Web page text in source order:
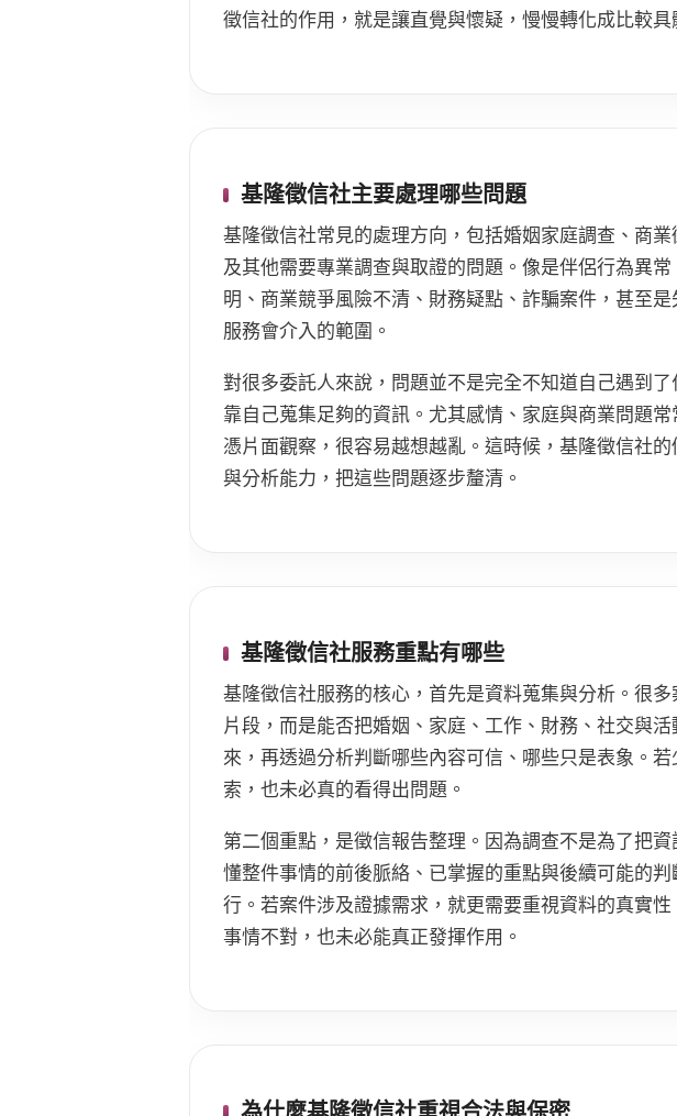
徵信社的作用，就是讓直覺與懷疑，慢慢轉化成比較具
基隆徵信社主要處理哪些問題
基隆徵信社常見的處理方向，包括婚姻家庭調查、商
及其他需要專業調查與取證的問題。像是伴侶行為異
明、商業競爭風險不清、財務疑點、詐騙案件，甚至
服務會介入的範圍。
對很多委託人來說，問題並不是完全不知道自己遇到
靠自己蒐集足夠的資訊。尤其感情、家庭與商業問題
憑片面觀察，很容易越想越亂。這時候，基隆徵信社
與分析能力，把這些問題逐步釐清。
基隆徵信社服務重點有哪些
基隆徵信社服務的核心，首先是資料蒐集與分析。很
片段，而是能否把婚姻、家庭、工作、財務、社交與
來，再透過分析判斷哪些內容可信、哪些只是表象。
索，也未必真的看得出問題。
第二個重點，是徵信報告整理。因為調查不是為了把
懂整件事情的前後脈絡、已掌握的重點與後續可能的
行。若案件涉及證據需求，就更需要重視資料的真實
事情不對，也未必能真正發揮作用。